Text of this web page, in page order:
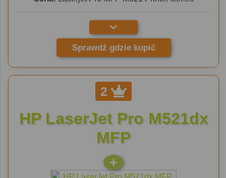
Sprawdź gdzie kupić
2
HP LaserJet Pro M521dx
MFP